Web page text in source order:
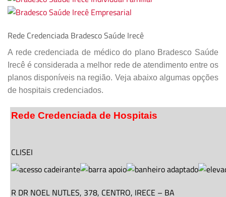
Rede Credenciada Bradesco Saúde Irecê
A rede credenciada de médico do plano Bradesco Saúde
Irecê é considerada a melhor rede de atendimento entre os
planos disponíveis na região. Veja abaixo algumas opções
de hospitais credenciados.
Rede Credenciada de Hospitais
CLISEI
R DR NOEL NUTLES, 378, CENTRO, IRECE – BA